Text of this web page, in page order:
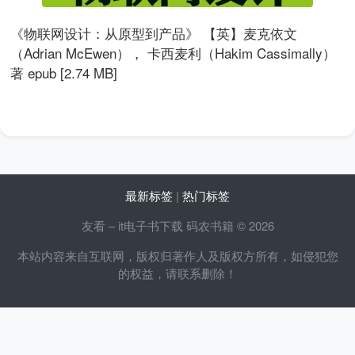
《物联网设计：从原型到产品》 【英】麦克依文
（Adrian McEwen）， 卡西麦利（Hakim Cassimally）
著 epub [2.74 MB]
最新标签 | 热门标签
友看 – it电子书下载 码农书籍 © 2026
本站内容来自互联网，版权归著作人及版权方所有，如侵犯您
的权益，请联系删除！